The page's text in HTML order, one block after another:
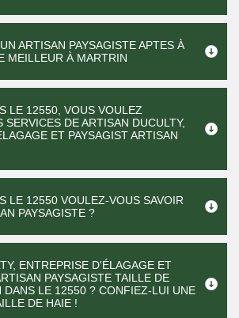
ARTISAN PAYSAGISTE APTES À
MEILLEUR À MARTRIN
LE 12550, VOUS VOULEZ
SERVICES DE ARTISAN DUCULTY,
ET PAYSAGIST ARTISAN
LE 12550 VOULEZ-VOUS SAVOIR
PAYSAGISTE ?
ENTREPRISE D'ÉLAGAGE ET
PAYSAGISTE TAILLE DE
DANS LE 12550 ? CONFIEZ-LUI UNE
DE HAIE !